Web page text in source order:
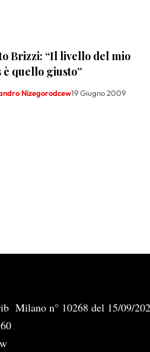
Brizzi: “Il livello del mio
è quello giusto”
Nizegorodcew19 Giugno 2009
Milano n° 10268 del 15/09/